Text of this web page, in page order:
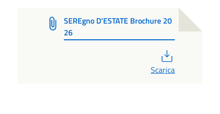
SEREgno D'ESTATE Brochure 20
26
Scarica